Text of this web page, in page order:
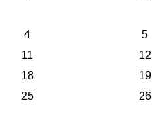
4 5
11 12
18 19
25 26